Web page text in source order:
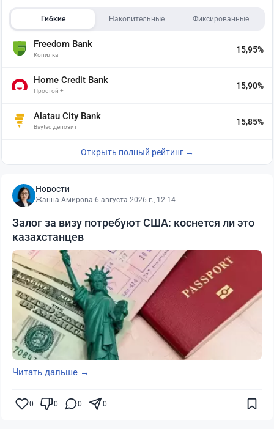
Гибкие Накопительные Фиксированные
Freedom Bank
Копилка
15,95%
Home Credit Bank
Простой +
15,90%
Alatau City Bank
Baytaq депозит
15,85%
Открыть полный рейтинг →
Новости
Жанна Амирова·6 августа 2026 г., 12:14
Залог за визу потребуют США: коснется ли это
казахстанцев
Читать дальше →
0 0 0 0